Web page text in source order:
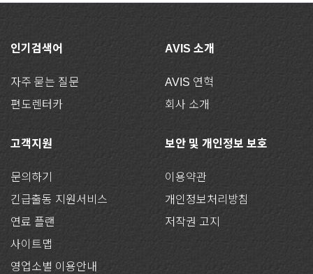
인기검색어
자주 묻는 질문
편도렌터카
AVIS 소개
AVIS 연혁
회사 소개
고객지원
문의하기
긴급출동 지원서비스
연료 플랜
사이트맵
영업소별 이용안내
보안 및 개인정보 보호
이용약관
개인정보처리방침
저작권 고지